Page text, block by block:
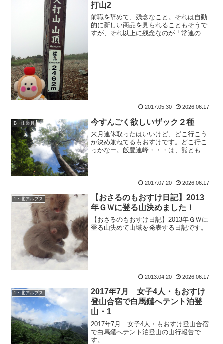
打山2
前職を辞めて、残念なこと。それは自動
的に新しい商品を見られることもそうで
すが、それ以上に残念なのが「常連のお
2017.05.30 2026.06.17
B・山道具 今すんごく欲しいザック２種
来月連休取ったはいいけど、どこ行こう
か決め兼ねてるもおすけです。どこ行こ
っかなー。飯豊連峰・・・は、熊ともの
ってバスで・・・ってどう...
2017.07.20 2026.06.17
1・北アルプス
【おさるのもおすけ日記】2013
年ＧＷに登る山決めました！
【おさるのもおすけ日記】2013年ＧＷに
登る山決めて山域を発表する日記です。
2013.04.20 2026.06.17
1・北アルプス
2017年7月 女子4人・もおすけ
登山合宿で白馬鑓へテント泊登
山・1
2017年7月 女子4人・もおすけ登山合宿
で白馬鑓へテント泊登山の山行報告で
す。